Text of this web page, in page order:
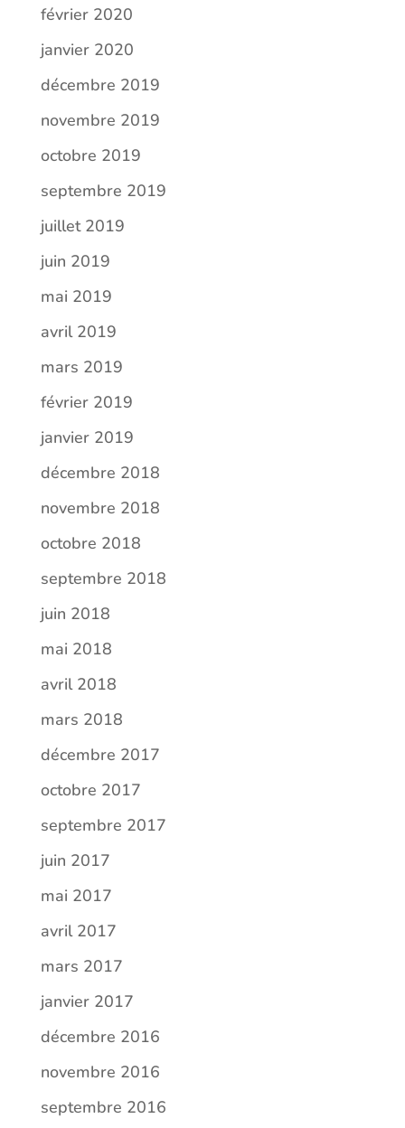
février 2020
janvier 2020
décembre 2019
novembre 2019
octobre 2019
septembre 2019
juillet 2019
juin 2019
mai 2019
avril 2019
mars 2019
février 2019
janvier 2019
décembre 2018
novembre 2018
octobre 2018
septembre 2018
juin 2018
mai 2018
avril 2018
mars 2018
décembre 2017
octobre 2017
septembre 2017
juin 2017
mai 2017
avril 2017
mars 2017
janvier 2017
décembre 2016
novembre 2016
septembre 2016